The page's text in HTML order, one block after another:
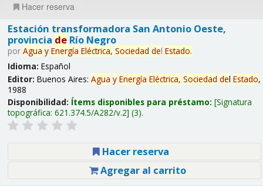
Hacer reserva
Estación transformadora San Antonio Oeste,
provincia deRío Negro
por Agua y Energía Eléctrica, Sociedad del Estado.
Idioma: Español
Editor: Buenos Aires: Agua y Energía Eléctrica, Sociedad del Estado,
1988
Disponibilidad: Ítems disponibles para préstamo: Signatura
topográfica: 621.374.5/A282/v.2 (3).
Hacer reserva
Agregar al carrito